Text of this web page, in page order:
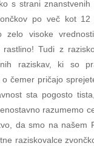
s strani znanstvenih
po več kot
zelo visoke
Tudi z
raziskav, ki so
čemer pričajo
sta pogosto
razumemo
da smo na našem
raziskovalce